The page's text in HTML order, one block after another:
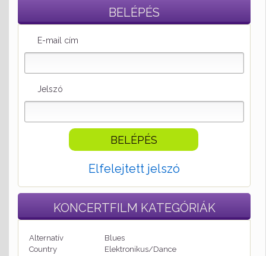
BELÉPÉS
E-mail cím
Jelszó
Elfelejtett jelszó
KONCERTFILM KATEGÓRIÁK
Alternatív
Blues
Country
Elektronikus/Dance